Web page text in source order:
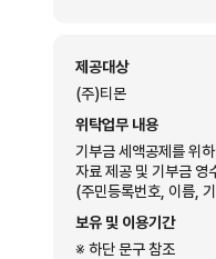
제공대상
(주)티몬
위탁업무 내용
기부금 세액공제를 위
자료 제공 및 기부금 영
(주민등록번호, 이름,
보유 및 이용기간
※ 하단 문구 참조